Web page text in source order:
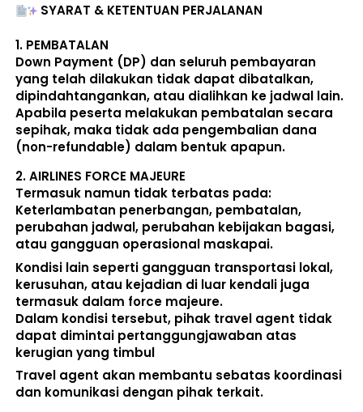
SYARAT & KETENTUAN PERJALANAN
1. PEMBATALAN
Down Payment (DP) dan seluruh pembayaran
yang telah dilakukan tidak dapat dibatalkan,
dipindahtangankan, atau dialihkan ke jadwal lain.
Apabila peserta melakukan pembatalan secara
sepihak, maka tidak ada pengembalian dana
(non-refundable) dalam bentuk apapun.
2. AIRLINES FORCE MAJEURE
Termasuk namun tidak terbatas pada:
Keterlambatan penerbangan, pembatalan,
perubahan jadwal, perubahan kebijakan bagasi,
atau gangguan operasional maskapai.
Kondisi lain seperti gangguan transportasi lokal,
kerusuhan, atau kejadian di luar kendali juga
termasuk dalam force majeure.
Dalam kondisi tersebut, pihak travel agent tidak
dapat dimintai pertanggungjawaban atas
kerugian yang timbul
Travel agent akan membantu sebatas koordinasi
dan komunikasi dengan pihak terkait.